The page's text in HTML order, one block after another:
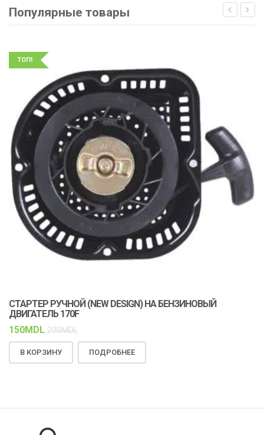
Популярные товары
ТОП!
СТАРТЕР РУЧНОЙ (NEW DESIGN) НА БЕНЗИНОВЫЙ
ДВИГАТЕЛЬ 170F
150MDL 200MDL
В КОРЗИНУ ПОДРОБНЕЕ